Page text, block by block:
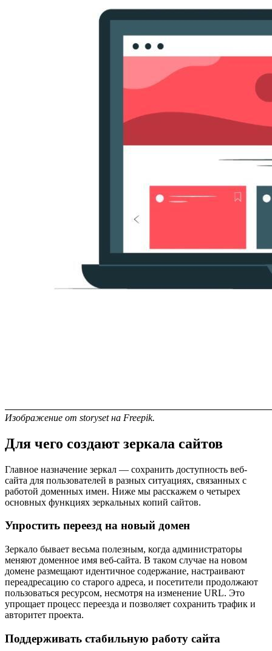
Изображение от storyset на Freepik.
Для чего создают зеркала сайтов
Главное назначение зеркал — сохранить доступность веб-
сайта для пользователей в разных ситуациях, связанных с
работой доменных имен. Ниже мы расскажем о четырех
основных функциях зеркальных копий сайтов.
Упростить переезд на новый домен
Зеркало бывает весьма полезным, когда администраторы
меняют доменное имя веб-сайта. В таком случае на новом
домене размещают идентичное содержание, настраивают
переадресацию со старого адреса, и посетители продолжают
пользоваться ресурсом, несмотря на изменение URL. Это
упрощает процесс переезда и позволяет сохранить трафик и
авторитет проекта.
Поддерживать стабильную работу сайта